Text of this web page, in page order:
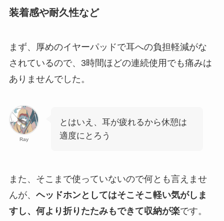
装着感や耐久性など
まず、厚めのイヤーパッドで耳への負担軽減がな
されているので、3時間ほどの連続使用でも痛みは
ありませんでした。
Ray
とはいえ、耳が疲れるから休憩は
適度にとろう
また、そこまで使っていないので何とも言えませ
んが、 ヘッドホンとしてはそこそこ軽い気がしま
すし、何より折りたたみもできて収納が楽です。